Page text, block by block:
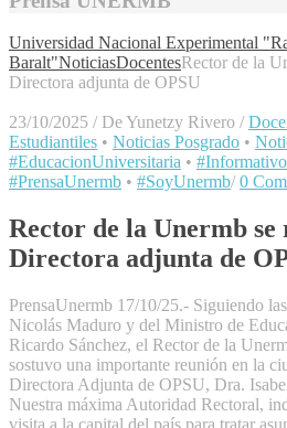
Universidad Nacional Experimental
Baralt"NoticiasDocentesRector de la
Directora adjunta de OPSU
23/10/2025 / De Yunetzy Rivero /
Estudiantiles • Noticias Posgrado •
#EducacionUniversitaria • #Informativo
#PrensaUnermb • #SoyUnermb/ 0
Rector de la Unermb se
Directora adjunta de
PrensaUnermb 17/10/25.- Siguiendo
Nicolás Maduro y del Ministro de
Ricardo Sánchez, el Rector de la
sostuvo una importante reunión en la
Directora Adjunta de OPSU, Dra.
Nuestra máxima Autoridad Rectoral,
visita a la capital del país para tratar